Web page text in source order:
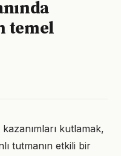
temel
kutlamak,
tutmanın etkili bir